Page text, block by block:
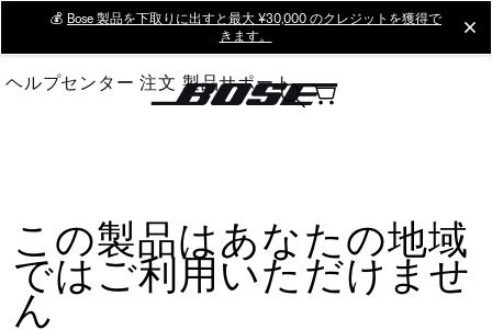
Main
💰 Bose 製品を下取りに出すと最大 ¥30,000 のクレジットを獲得で
きます。
ヘルプセンター 注文 製品サポート
この製品はあなたの地域
ではご利用いただけませ
ん